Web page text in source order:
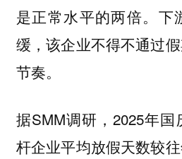
是正常水平的两倍。下
缓，该企业不得不通过
节奏。
据SMM调研，2025年
杆企业平均放假天数较